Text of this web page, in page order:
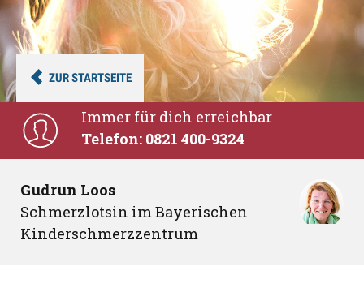
Immer für dich erreichbar
Telefon: 0821 400-9324
Gudrun Loos
Schmerzlotsin im Bayerischen
Kinderschmerzzentrum
ZUR STARTSEITE